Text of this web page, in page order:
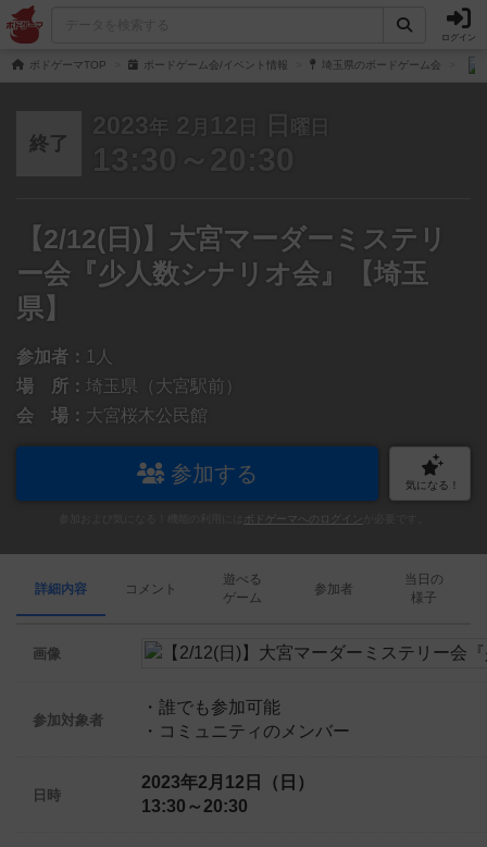
ログイン
ボドゲーマTOP ボードゲーム会/イベント情報 埼玉県のボードゲーム会
終了
2023年 2 月 12 日 日 曜日
13:30～20:30
【2/12(日)】大宮マーダーミステリ
ー会『少人数シナリオ会』【埼玉
県】
参加者： 1人
場 所： 埼玉県（大宮駅前）
会 場： 大宮桜木公民館
参加する 気になる！
ボドゲーマへのログイン
詳細内容 コメント
遊べる
ゲーム
参加者
当日の
様子
画像
参加対象者
・誰でも参加可能
・コミュニティのメンバー
日時
2023年2月12日（日）
13:30～20:30